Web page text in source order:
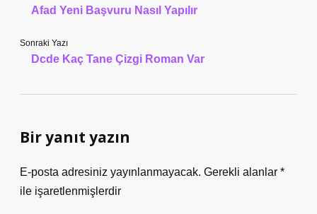
Afad Yeni Başvuru Nasıl Yapılır
Sonraki Yazı
Dcde Kaç Tane Çizgi Roman Var
Bir yanıt yazın
E-posta adresiniz yayınlanmayacak. Gerekli alanlar *
ile işaretlenmişlerdir